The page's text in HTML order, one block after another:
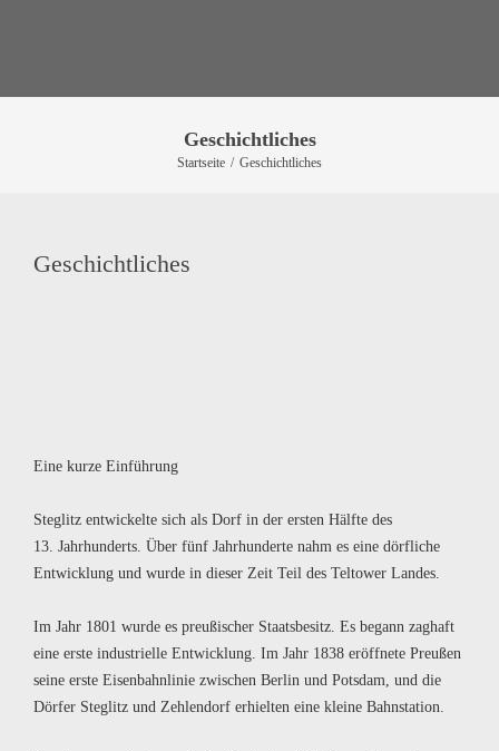
Geschichtliches
Startseite / Geschichtliches
Geschichtliches
Eine kurze Einführung
Steglitz entwickelte sich als Dorf in der ersten Hälfte des
13. Jahrhunderts. Über fünf Jahrhunderte nahm es eine dörfliche
Entwicklung und wurde in dieser Zeit Teil des Teltower Landes.
Im Jahr 1801 wurde es preußischer Staatsbesitz. Es begann zaghaft
eine erste industrielle Entwicklung. Im Jahr 1838 eröffnete Preußen
seine erste Eisenbahnlinie zwischen Berlin und Potsdam, und die
Dörfer Steglitz und Zehlendorf erhielten eine kleine Bahnstation.